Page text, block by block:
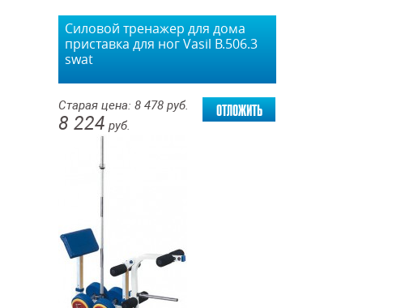
Силовой тренажер для дома
приставка для ног Vasil В.506.3
swat
Старая цена: 8 478 руб.
8 224 руб.
отложить